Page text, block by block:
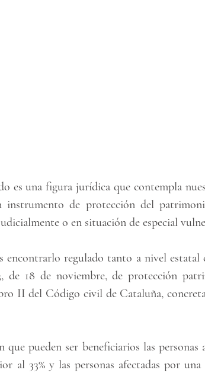
es una figura jurídica que contempla
instrumento de protección del
o en situación de especial
encontrarlo regulado tanto a nivel
de 18 de noviembre, de protección
II del Código civil de Cataluña,
que pueden ser beneficiarios las
al 33% y las personas afectadas por